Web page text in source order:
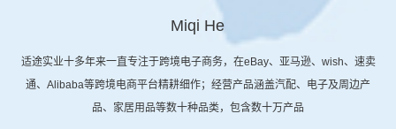
Miqi He
适途实业十多年来一直专注于跨境电子商务，在eBay、亚马逊、wish、速卖
通、Alibaba等跨境电商平台精耕细作；经营产品涵盖汽配、电子及周边产
品、家居用品等数十种品类，包含数十万产品